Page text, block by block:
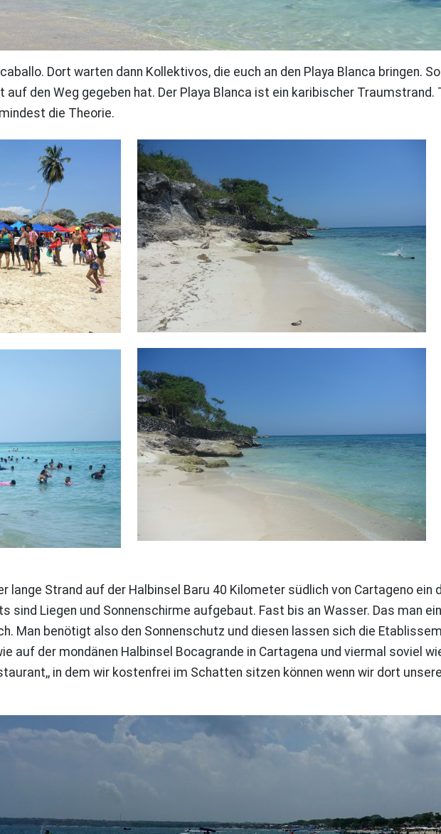
Dort warten dann Kollektivos, die euch an den Playa Blanca bringen.
den Weg gegeben hat. Der Playa Blanca ist ein karibischer
die Theorie.
lange Strand auf der Halbinsel Baru 40 Kilometer südlich von Cartageno
sind Liegen und Sonnenschirme aufgebaut. Fast bis an Wasser. Das man
Man benötigt also den Sonnenschutz und diesen lassen sich die
auf der mondänen Halbinsel Bocagrande in Cartagena und viermal soviel
in dem wir kostenfrei im Schatten sitzen können wenn wir dort